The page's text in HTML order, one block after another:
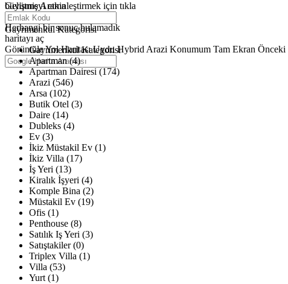
büyütmeyi etkinleştirmek için tıkla
Haritalar yükleniyor
Herhangi bir sonuç bulamadık
haritayı aç
GörüntüleYol Haritası Uydu Hybrid Arazi Konumum Tam Ekran Önceki
Gelişmiş Arama
Gayrimenkul Kategorisi
Gayrimenkul Kategorisi
Apartman (4)
Apartman Dairesi (174)
Arazi (546)
Arsa (102)
Butik Otel (3)
Daire (14)
Dubleks (4)
Ev (3)
İkiz Müstakil Ev (1)
İkiz Villa (17)
İş Yeri (13)
Kiralık İşyeri (4)
Komple Bina (2)
Müstakil Ev (19)
Ofis (1)
Penthouse (8)
Satılık Iş Yeri (3)
Satıştakiler (0)
Triplex Villa (1)
Villa (53)
Yurt (1)